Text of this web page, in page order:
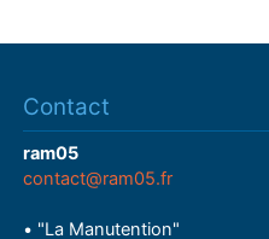
Contact
ram05
contact@ram05.fr
• "La Manutention"